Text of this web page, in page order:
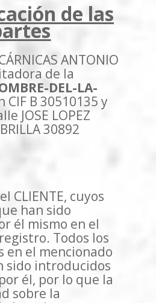
de las
ANTONIO
de la
DEL-LA-
CIF B 30510135 y
JOSE LOPEZ
30892
CLIENTE, cuyos
han sido
él mismo en el
Todos los
en el mencionado
sido introducidos
él, por lo que la
sobre la